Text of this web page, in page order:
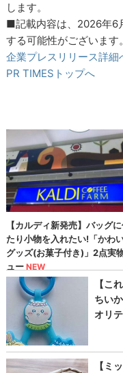
します。
■記載内容は、2026年6
する可能性がございます
企業プレスリリース詳細
PR TIMESトップへ